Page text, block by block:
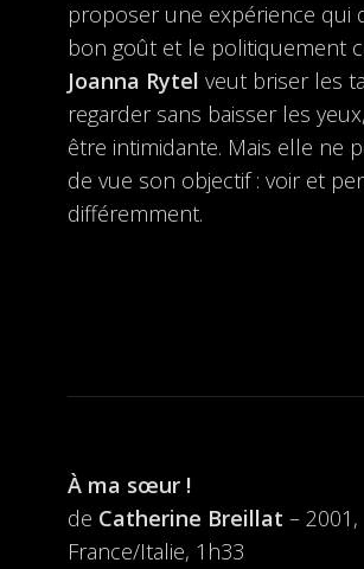
proposer une expérience qui
bon goût et le politiquement
Joanna Rytel veut briser les
regarder sans baisser les
être intimidante. Mais elle ne
de vue son objectif : voir et
différemment.
À ma sœur !
de Catherine Breillat – 2001,
France/Italie, 1h33